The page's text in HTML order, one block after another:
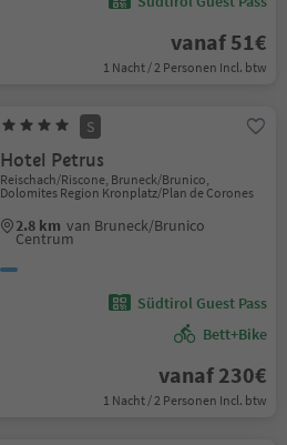
vanaf 51€
1 Nacht / 2 Personen Incl. btw
S
Hotel Petrus
Reischach/Riscone, Bruneck/Brunico,
Dolomites Region Kronplatz/Plan de Corones
2.8 km van Bruneck/Brunico
Centrum
Südtirol Guest Pass
Bett+Bike
vanaf 230€
1 Nacht / 2 Personen Incl. btw